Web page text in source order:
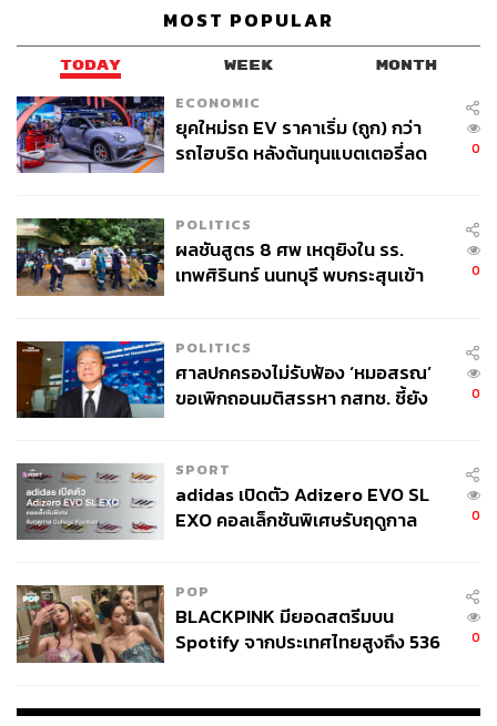
MOST POPULAR
TODAY WEEK MONTH
ECONOMIC
ยุคใหม่รถ EV ราคาเริ่ม (ถูก) กว่า
รถไฮบริด หลังต้นทุนแบตเตอรี่ลด
0
POLITICS
ผลชันสูตร 8 ศพ เหตุยิงใน รร.
เทพศิรินทร์ นนทบุรี พบกระสุนเข้า
0
POLITICS
ศาลปกครองไม่รับฟ้อง ‘หมอสรณ’
ขอเพิกถอนมติสรรหา กสทช. ชี้ยัง
0
SPORT
adidas เปิดตัว Adizero EVO SL
EXO คอลเล็กชันพิเศษรับฤดูกาล
0
POP
BLACKPINK มียอดสตรีมบน
Spotify จากประเทศไทยสูงถึง 536
0